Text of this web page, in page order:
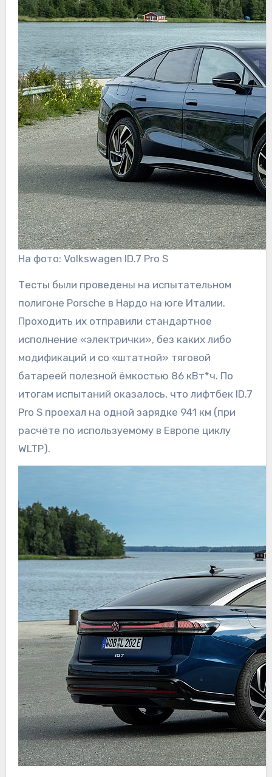
На фото: Volkswagen ID.7 Pro S
Тесты были проведены на испытательном
полигоне Porsche в Нардо на юге Италии.
Проходить их отправили стандартное
исполнение «электрички», без каких либо
модификаций и со «штатной» тяговой
батареей полезной ёмкостью 86 кВт*ч. По
итогам испытаний оказалось, что лифтбек ID.7
Pro S проехал на одной зарядке 941 км (при
расчёте по используемому в Европе циклу
WLTP).